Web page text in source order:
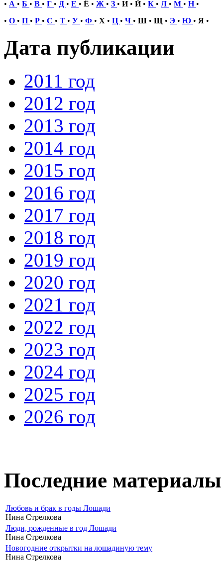
• А • Б • В • Г • Д • Е • Ё • Ж • З • И • Й • К • Л • М • Н •
• О • П • Р • С • Т • У • Ф • Х • Ц • Ч • Ш • Щ • Э • Ю • Я •
Дата публикации
2011 год
2012 год
2013 год
2014 год
2015 год
2016 год
2017 год
2018 год
2019 год
2020 год
2021 год
2022 год
2023 год
2024 год
2025 год
2026 год
Последние материалы
Любовь и брак в годы Лошади
Нина Стрелкова
Люди, рожденные в год Лошади
Нина Стрелкова
Новогодние открытки на лошадиную тему
Нина Стрелкова